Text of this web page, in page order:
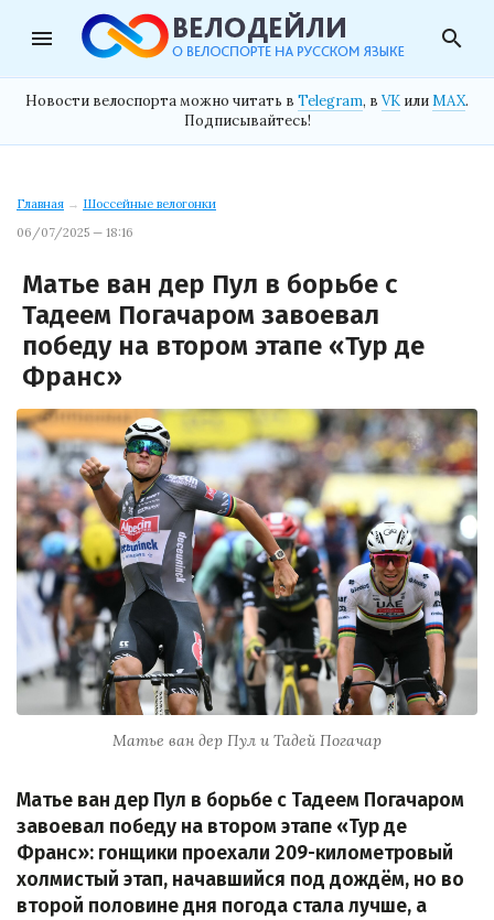
menu search
Новости велоспорта можно читать в Telegram, в VK илиMAX.
Подписывайтесь!
Главная → Шоссейные велогонки
06/07/2025 — 18:16
Матье ван дер Пул в борьбе с
Тадеем Погачаром завоевал
победу на втором этапе «Тур де
Франс»
Матье ван дер Пул и Тадей Погачар
Матье ван дер Пул в борьбе с Тадеем Погачаром
завоевал победу на втором этапе «Тур де
Франс»: гонщики проехали 209-километровый
холмистый этап, начавшийся под дождём, но во
второй половине дня погода стала лучше, а